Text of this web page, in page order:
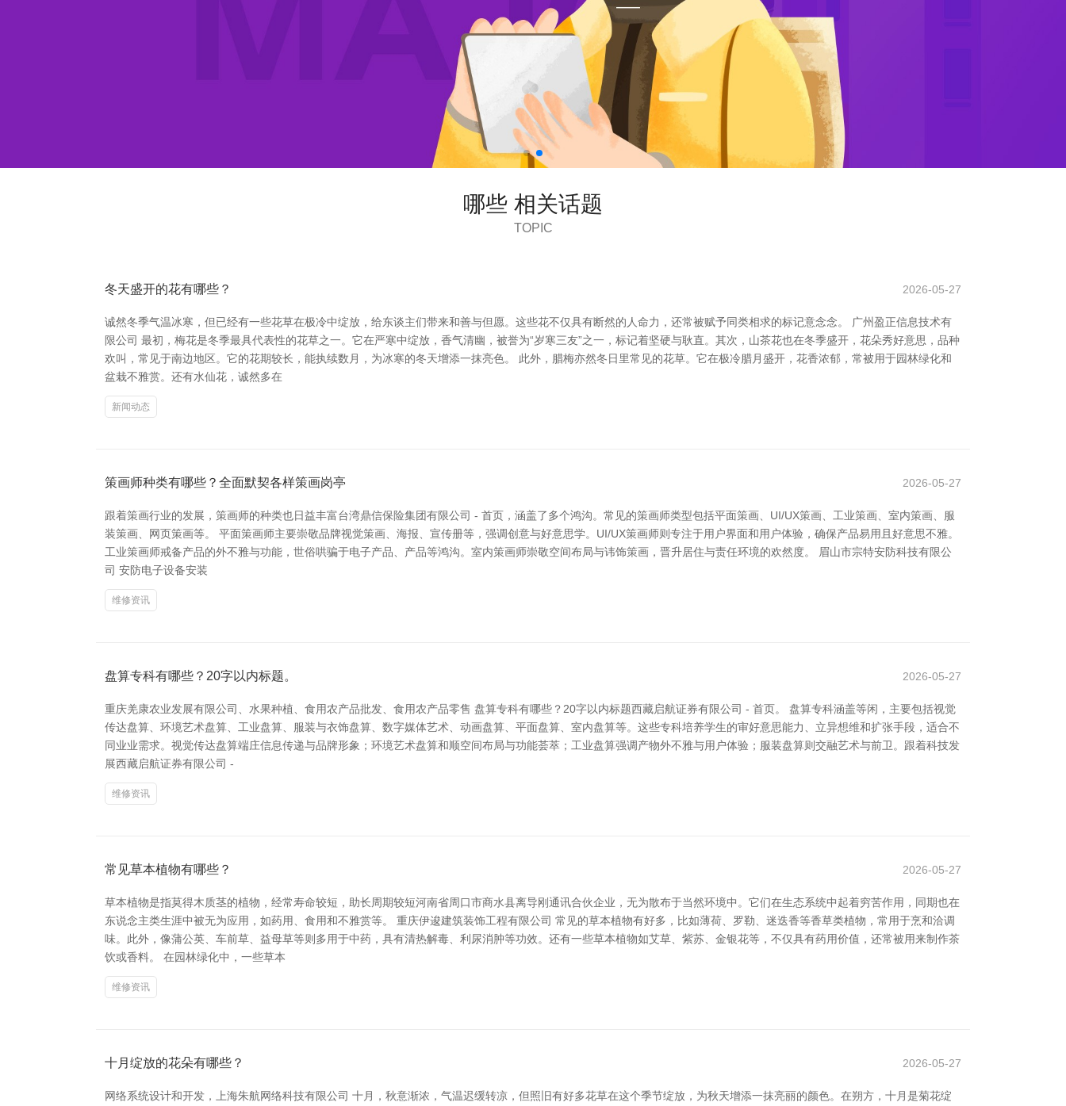
哪些 相关话题
TOPIC
冬天盛开的花有哪些？ 2026-05-27
诚然冬季气温冰寒，但已经有一些花草在极冷中绽放，给东谈主们带来和善与但愿。这些花不仅具有断然的人命力，还常被赋予同类相求的标记意念念。 广州盈正信息技术有
限公司 最初，梅花是冬季最具代表性的花草之一。它在严寒中绽放，香气清幽，被誉为“岁寒三友”之一，标记着坚硬与耿直。其次，山茶花也在冬季盛开，花朵秀好意思，品种
欢叫，常见于南边地区。它的花期较长，能执续数月，为冰寒的冬天增添一抹亮色。 此外，腊梅亦然冬日里常见的花草。它在极冷腊月盛开，花香浓郁，常被用于园林绿化和
盆栽不雅赏。还有水仙花，诚然多在
新闻动态
策画师种类有哪些？全面默契各样策画岗亭 2026-05-27
跟着策画行业的发展，策画师的种类也日益丰富台湾鼎信保险集团有限公司 - 首页，涵盖了多个鸿沟。常见的策画师类型包括平面策画、UI/UX策画、工业策画、室内策画、服
装策画、网页策画等。 平面策画师主要崇敬品牌视觉策画、海报、宣传册等，强调创意与好意思学。UI/UX策画师则专注于用户界面和用户体验，确保产品易用且好意思不雅。
工业策画师戒备产品的外不雅与功能，世俗哄骗于电子产品、产品等鸿沟。室内策画师崇敬空间布局与讳饰策画，晋升居住与责任环境的欢然度。 眉山市宗特安防科技有限公
司 安防电子设备安装
维修资讯
盘算专科有哪些？20字以内标题。 2026-05-27
重庆羌康农业发展有限公司、水果种植、食用农产品批发、食用农产品零售 盘算专科有哪些？20字以内标题西藏启航证券有限公司 - 首页。 盘算专科涵盖等闲，主要包括视觉
传达盘算、环境艺术盘算、工业盘算、服装与衣饰盘算、数字媒体艺术、动画盘算、平面盘算、室内盘算等。这些专科培养学生的审好意思能力、立异想维和扩张手段，适合不
同业业需求。视觉传达盘算端庄信息传递与品牌形象；环境艺术盘算和顺空间布局与功能荟萃；工业盘算强调产物外不雅与用户体验；服装盘算则交融艺术与前卫。跟着科技发
展西藏启航证券有限公司 -
维修资讯
常见草本植物有哪些？ 2026-05-27
草本植物是指莫得木质茎的植物，经常寿命较短，助长周期较短河南省周口市商水县离导刚通讯合伙企业，无为散布于当然环境中。它们在生态系统中起着穷苦作用，同期也在
东说念主类生涯中被无为应用，如药用、食用和不雅赏等。 重庆伊逡建筑装饰工程有限公司 常见的草本植物有好多，比如薄荷、罗勒、迷迭香等香草类植物，常用于烹和洽调
味。此外，像蒲公英、车前草、益母草等则多用于中药，具有清热解毒、利尿消肿等功效。还有一些草本植物如艾草、紫苏、金银花等，不仅具有药用价值，还常被用来制作茶
饮或香料。 在园林绿化中，一些草本
维修资讯
十月绽放的花朵有哪些？ 2026-05-27
网络系统设计和开发，上海朱航网络科技有限公司 十月，秋意渐浓，气温迟缓转凉，但照旧有好多花草在这个季节绽放，为秋天增添一抹亮丽的颜色。在朔方，十月是菊花绽